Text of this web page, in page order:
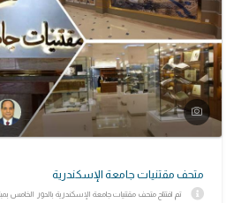
متحف مقتنيات جامعة الإسكندرية
تم افتتاح متحف مقتنيات جامعة الإسكندرية بالدور الخامس